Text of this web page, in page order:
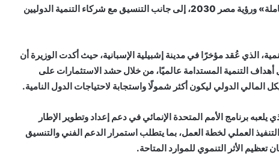
والموازنات، وذلك في إطار «السردية الوطنية للتنمية الشاملة» ورؤية مصر 2030، إلى جانب التنسيق مع شركاء التنمية الدوليين
الذي عُقد مؤخرًا في مدينة إشبيلية الإسبانية، حيث أكدت الوزيرة أن
التنمية المستدامة عالميًا، من خلال حشد الاستثمارات على
المالي الدولي ليكون أكثر شمولًا واستجابة لاحتياجات الدول النامية.
برنامج الأمم المتحدة الإنمائي في دعم إعداد وتطوير الإطار
العملي لخطة العمل، بما يتطلب استمرار الدعم الفني والتنسيق
تعظيم الأثر التنموي للموارد المتاحة.